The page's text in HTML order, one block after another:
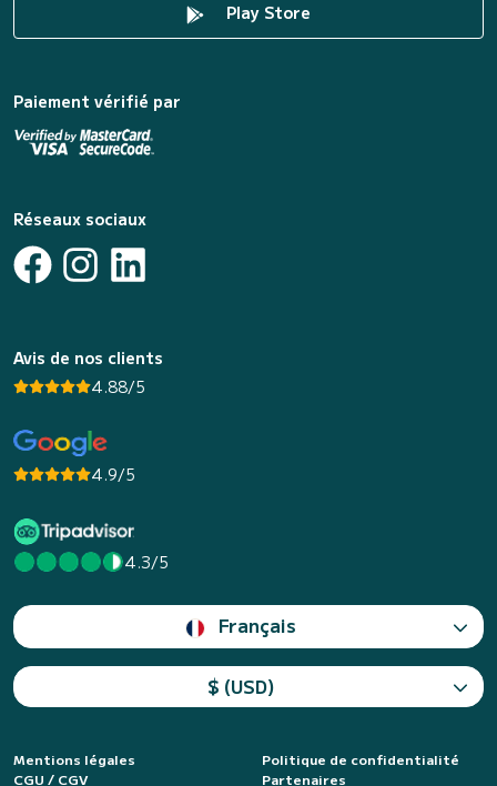
Play Store
Paiement vérifié par
Réseaux sociaux
Avis de nos clients
4.88/5
4.9/5
4.3/5
Français
$ (USD)
Mentions légales
Politique de confidentialité
CGU / CGV
Partenaires